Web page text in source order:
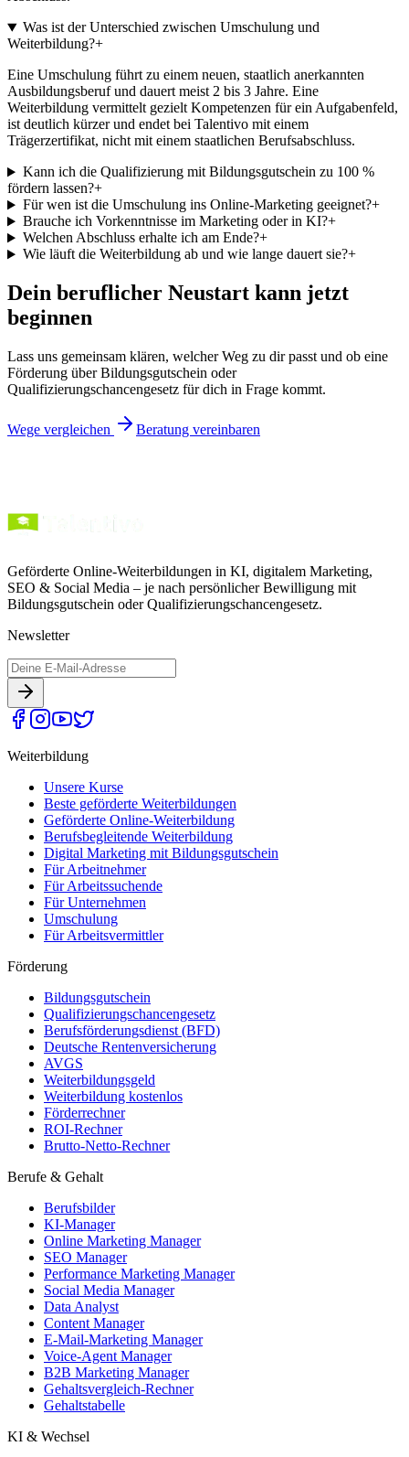
Was ist der Unterschied zwischen Umschulung und
Weiterbildung?+
Eine Umschulung führt zu einem neuen, staatlich anerkannten
Ausbildungsberuf und dauert meist 2 bis 3 Jahre. Eine
Weiterbildung vermittelt gezielt Kompetenzen für ein Aufgabenfeld,
ist deutlich kürzer und endet bei Talentivo mit einem
Trägerzertifikat, nicht mit einem staatlichen Berufsabschluss.
Kann ich die Qualifizierung mit Bildungsgutschein zu 100 %
fördern lassen?+
Für wen ist die Umschulung ins Online-Marketing geeignet?+
Brauche ich Vorkenntnisse im Marketing oder in KI?+
Welchen Abschluss erhalte ich am Ende?+
Wie läuft die Weiterbildung ab und wie lange dauert sie?+
Dein beruflicher Neustart kann jetzt
beginnen
Lass uns gemeinsam klären, welcher Weg zu dir passt und ob eine
Förderung über Bildungsgutschein oder
Qualifizierungschancengesetz für dich in Frage kommt.
Wege vergleichen Beratung vereinbaren
Geförderte Online-Weiterbildungen in KI, digitalem Marketing,
SEO & Social Media – je nach persönlicher Bewilligung mit
Bildungsgutschein oder Qualifizierungschancengesetz.
Newsletter
Weiterbildung
Unsere Kurse
Beste geförderte Weiterbildungen
Geförderte Online-Weiterbildung
Berufsbegleitende Weiterbildung
Digital Marketing mit Bildungsgutschein
Für Arbeitnehmer
Für Arbeitssuchende
Für Unternehmen
Umschulung
Für Arbeitsvermittler
Förderung
Bildungsgutschein
Qualifizierungschancengesetz
Berufsförderungsdienst (BFD)
Deutsche Rentenversicherung
AVGS
Weiterbildungsgeld
Weiterbildung kostenlos
Förderrechner
ROI-Rechner
Brutto-Netto-Rechner
Berufe & Gehalt
Berufsbilder
KI-Manager
Online Marketing Manager
SEO Manager
Performance Marketing Manager
Social Media Manager
Data Analyst
Content Manager
E-Mail-Marketing Manager
Voice-Agent Manager
B2B Marketing Manager
Gehaltsvergleich-Rechner
Gehaltstabelle
KI & Wechsel